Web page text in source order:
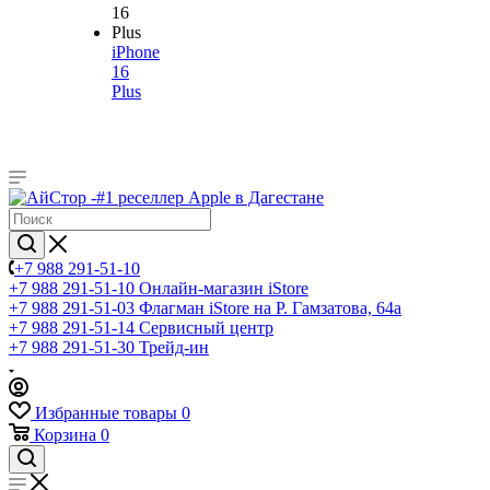
iPhone
16
Plus
+7 988 291-51-10
+7 988 291-51-10 Онлайн-магазин iStore
+7 988 291-51-03 Флагман iStore на Р. Гамзатова, 64а
+7 988 291-51-14 Сервисный центр
+7 988 291-51-30 Трейд-ин
Избранные товары 0
Корзина 0